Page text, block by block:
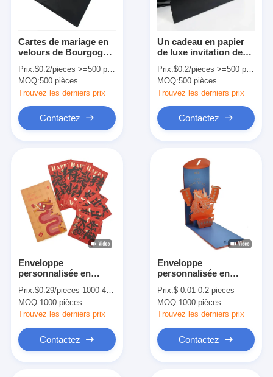
Cartes de mariage en
velours de Bourgogne
d'or Impression de
cartes d'invitation de
mariage en velours
Prix:$0.2/pieces >=500 pieces
MOQ:500 pièces
Trouvez les derniers prix
Contactez
Un cadeau en papier
de luxe invitation de
carte postale
Prix:$0.2/pieces >=500 pieces
MOQ:500 pièces
Trouvez les derniers prix
Contactez
Enveloppe
personnalisée en
Enveloppe pour le
nouvel an chinois
Prix:$0.29/pieces 1000-4999 pieces
MOQ:1000 pièces
Trouvez les derniers prix
Contactez
Enveloppe
personnalisée en
Enveloppe pour le
nouvel an chinois
Prix:$ 0.01-0.2 pieces
MOQ:1000 pièces
Trouvez les derniers prix
Contactez